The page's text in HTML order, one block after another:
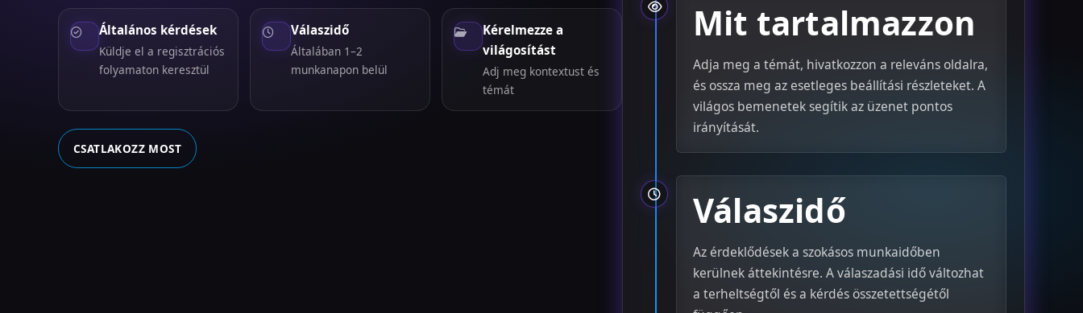
Általános kérdések
Küldje el a regisztrációs
folyamaton keresztül
Válaszidő
Általában 1–2
munkanapon belül
Kérelmezze a
világosítást
Adj meg kontextust és
témát
CSATLAKOZZ MOST
Mit tartalmazzon
Adja meg a témát, hivatkozzon a releváns oldalra,
és ossza meg az esetleges beállítási részleteket. A
világos bemenetek segítik az üzenet pontos
irányítását.
Válaszidő
Az érdeklődések a szokásos munkaidőben
kerülnek áttekintésre. A válaszadási idő változhat
a terheltségtől és a kérdés összetettségétől